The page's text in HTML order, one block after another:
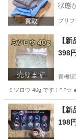
状態
プリフ
売ります
【
398円
青梅街
ミツロウ 40g です！^.^☆
東京 小平市 青
【
198円